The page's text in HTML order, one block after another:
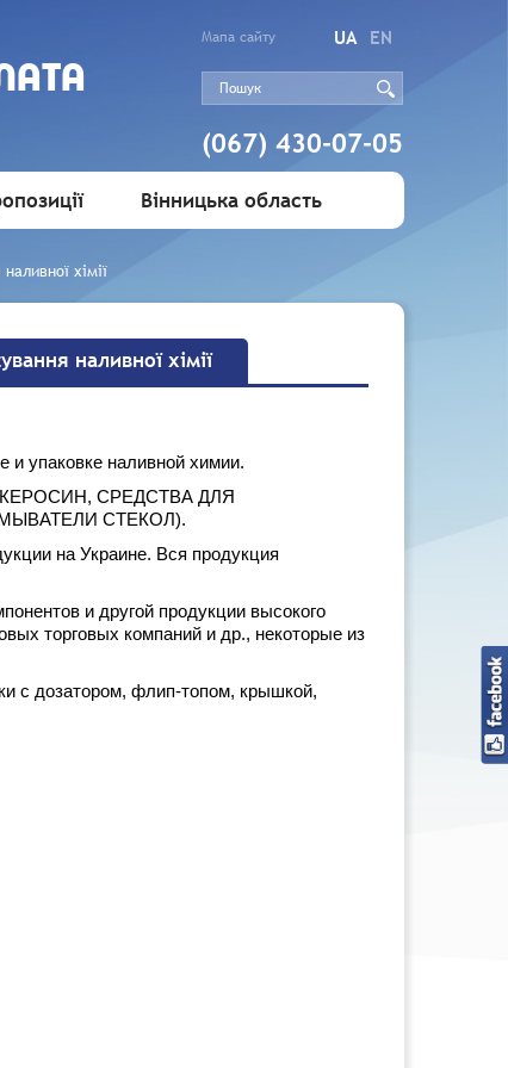
Мапа сайту UA EN
(067) 430-07-05
Вінницька область
хімії
наливної хімії
упаковке наливной химии.
КЕРОСИН, СРЕДСТВА ДЛЯ
СТЕКОЛ).
на Украине. Вся продукция
и другой продукции высокого
торговых компаний и др., некоторые из
с дозатором, флип-топом, крышкой,